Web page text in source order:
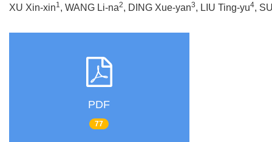
XU Xin-xin1, WANG Li-na2, DING Xue-yan3, LIU Ting-yu4,
PDF
77